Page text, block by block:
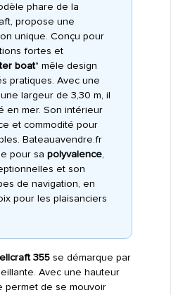
phare de la
propose une
unique. Conçu pour
fortes et
boat" mêle design
pratiques. Avec une
largeur de 3,30 m, il
en mer. Son intérieur
et commodité pour
Bateauavendre.fr
pour sa polyvalence,
et son
de navigation, en
pour les plaisanciers
355se démarque par
Avec une hauteur
permet de se mouvoir